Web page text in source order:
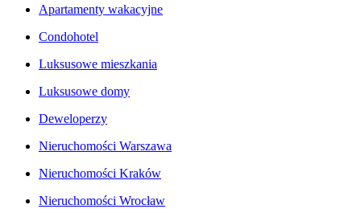
Apartamenty wakacyjne
Condohotel
Luksusowe mieszkania
Luksusowe domy
Deweloperzy
Nieruchomości Warszawa
Nieruchomości Kraków
Nieruchomości Wrocław